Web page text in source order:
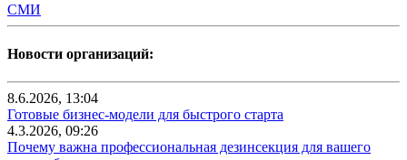
СМИ
Новости организаций:
8.6.2026, 13:04
Готовые бизнес-модели для быстрого старта
4.3.2026, 09:26
Почему важна профессиональная дезинсекция для вашего